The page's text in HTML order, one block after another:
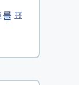
표